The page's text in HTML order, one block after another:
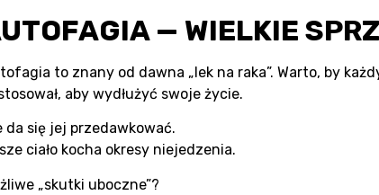
— WIELKIE
to znany od dawna „lek na raka”. Warto, by
aby wydłużyć swoje życie.
da się jej przedawkować.
ciało kocha okresy niejedzenia.
„skutki uboczne”?